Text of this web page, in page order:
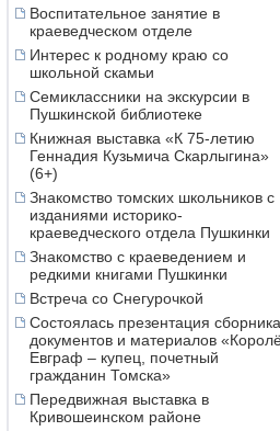
Воспитательное занятие в
краеведческом отделе
Интерес к родному краю со
школьной скамьи
Семиклассники на экскурсии в
Пушкинской библиотеке
Книжная выставка «К 75-летию
Геннадия Кузьмича Скарлыгина»
(6+)
Знакомство томских школьников с
изданиями историко-
краеведческого отдела Пушкинки
Знакомство с краеведением и
редкими книгами Пушкинки
Встреча со Снегурочкой
Состоялась презентация сборника
документов и материалов
Евграф – купец, почетный
гражданин Томска»
Передвижная выставка в
Кривошеинском районе